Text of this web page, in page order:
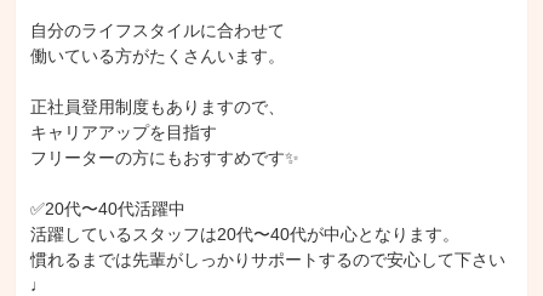
自分のライフスタイルに合わせて
働いている方がたくさんいます。
正社員登用制度もありますので、
キャリアアップを目指す
フリーターの方にもおすすめです✨
✅20代〜40代活躍中
活躍しているスタッフは20代〜40代が中心となります。
慣れるまでは先輩がしっかりサポートするので安心して下さい
♩